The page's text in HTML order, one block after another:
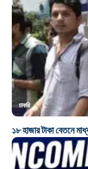
চাকরি
১৮ হাজার টাকা বেতনে